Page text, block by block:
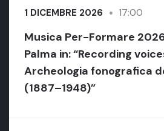
1 DICEMBRE 2026 17:00
Musica Per-Formare
Palma in: “Recording
Archeologia fonografica
(1887–1948)”